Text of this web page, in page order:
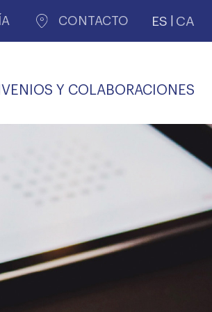
CONTACTO ES CA
Y COLABORACIONES
PROFESIONAL